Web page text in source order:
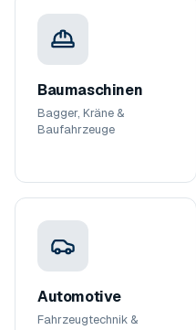
Baumaschinen
Bagger, Kräne &
Baufahrzeuge
Automotive
Fahrzeugtechnik &